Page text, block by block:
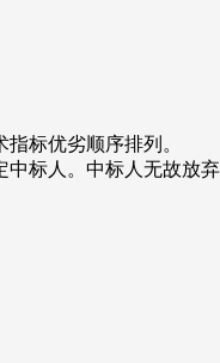
标优劣顺序排列。
标人。中标人无故放